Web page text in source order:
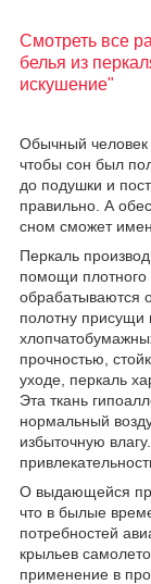
Смотреть все
белья из
искушение"
Обычный человек
чтобы сон был
до подушки и
правильно. А
сном сможет
Перкаль
помощи плотного
обрабатываются
полотну присущи
прочностью,
уходе, перкаль
Эта ткань
нормальный
избыточную
О выдающейся
что в былые
потребностей
крыльев
применение в